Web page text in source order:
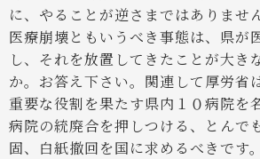
に、やることが逆さまではありませ
医療崩壊ともいうべき事態は、県が
し、それを放置してきたことが大き
か。お答え下さい。関連して厚労省
重要な役割を果たす県内１０病院を
病院の統廃合を押しつける、とんで
固、白紙撤回を国に求めるべきです